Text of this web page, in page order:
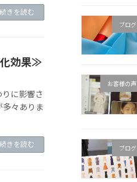
続きを読む
化効果≫
に影響さ
々ありま
続きを読む
ブログ
お客様の声
ブログ